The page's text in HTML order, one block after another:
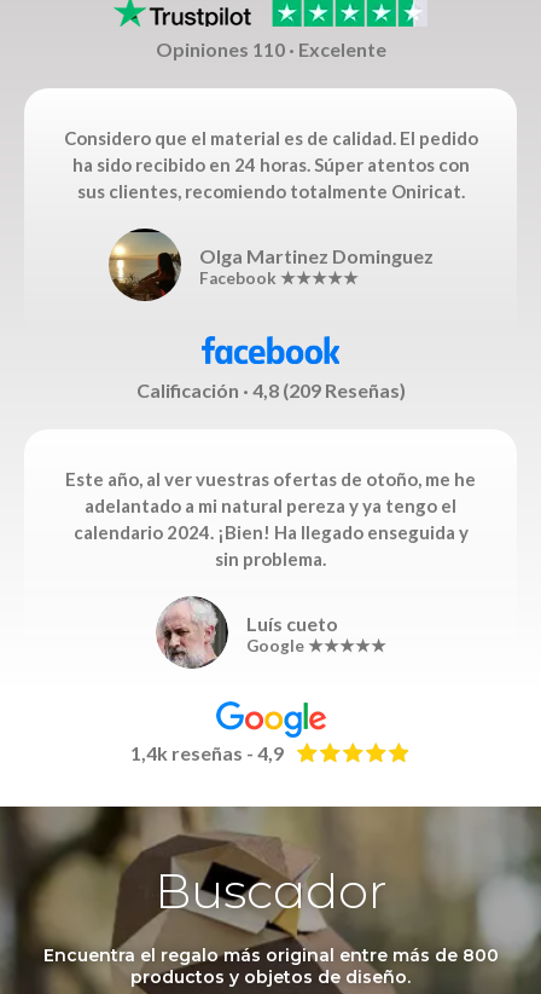
Opiniones 110 · Excelente
Considero que el material es de calidad. El pedido
ha sido recibido en 24 horas. Súper atentos con
sus clientes, recomiendo totalmente Oniricat.
Olga Martinez Dominguez
Facebook ★★★★★
Calificación · 4,8 (209 Reseñas)
Este año, al ver vuestras ofertas de otoño, me he
adelantado a mi natural pereza y ya tengo el
calendario 2024. ¡Bien! Ha llegado enseguida y
sin problema.
Luís cueto
Google ★★★★★
1,4k reseñas - 4,9
Buscador
Encuentra el regalo más original entre más de 800
productos y objetos de diseño.